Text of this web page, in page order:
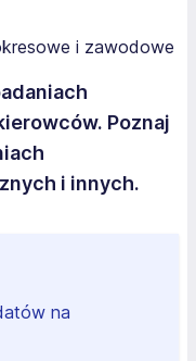
Poznaj
i innych.
na